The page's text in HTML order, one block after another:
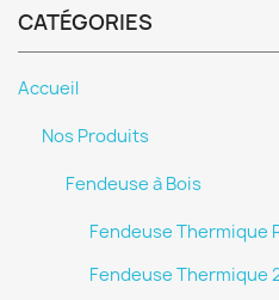
CATÉGORIES
Accueil
Nos Produits
Fendeuse à Bois
Fendeuse Thermique
Fendeuse Thermique